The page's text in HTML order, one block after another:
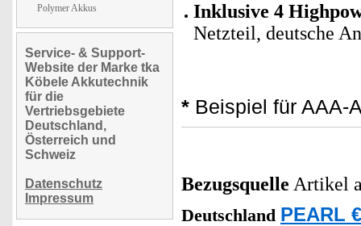
Polymer Akkus
Service- & Support-
Website der Marke tka
Köbele Akkutechnik
für die
Vertriebsgebiete
Deutschland,
Österreich und
Schweiz
Datenschutz
Impressum
Inklusive 4
Netzteil, deutsche
* Beispiel für AAA-
Bezugsquelle Artikel
Deutschland PEARL